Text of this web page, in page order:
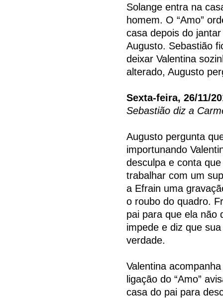
Solange entra na
homem. O “Amo”
casa depois do
Augusto. Sebastião
deixar Valentina
alterado, Augusto
Sexta-feira, 26/11/
Sebastião diz a
Augusto pergunta
importunando
desculpa e conta
trabalhar com um
a Efrain uma
o roubo do quadro.
pai para que ela não
impede e diz que
verdade.
Valentina
ligação do “Amo”
casa do pai para